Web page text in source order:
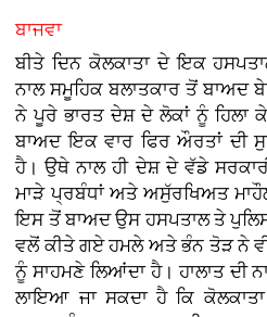
ਬਾਜਵਾ
ਬੀਤੇ ਦਿਨ ਕੋਲਕਾਤਾ ਦੇ ਇਕ
ਨਾਲ ਸਮੂਹਿਕ ਬਲਾਤਕਾਰ ਤੋਂ ਬਾਅਦ
ਨੇ ਪੂਰੇ ਭਾਰਤ ਦੇਸ਼ ਦੇ ਲੋਕਾਂ ਨੂੰ ਹਿਲਾ
ਬਾਅਦ ਇਕ ਵਾਰ ਫਿਰ ਔਰਤਾਂ ਦੀ
ਹੈ। ਉਥੇ ਨਾਲ ਹੀ ਦੇਸ਼ ਦੇ ਵੱਡੇ
ਮਾੜੇ ਪ੍ਰਬੰਧਾਂ ਅਤੇ ਅਸੁੱਰਖਿਅਤ
ਇਸ ਤੋਂ ਬਾਅਦ ਉਸ ਹਸਪਤਾਲ ਤੇ ਪੁਲਿਸ
ਵਲੋਂ ਕੀਤੇ ਗਏ ਹਮਲੇ ਅਤੇ ਭੰਨ ਤੋੜ ਨੇ
ਨੂੰ ਸਾਹਮਣੇ ਲਿਆਂਦਾ ਹੈ। ਹਾਲਾਤ ਦੀ
ਲਾਇਆ ਜਾ ਸਕਦਾ ਹੈ ਕਿ